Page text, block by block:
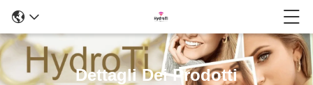
Dettagli Dei Prodotti